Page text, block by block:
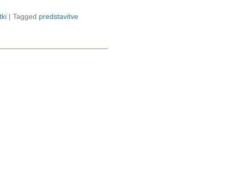
| Tagged predstavitve